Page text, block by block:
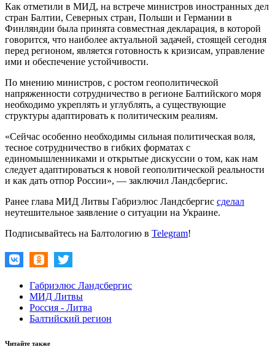
Как отметили в МИД, на встрече министров иностранных дел
стран Балтии, Северных стран, Польши и Германии в
Финляндии была принята совместная декларация, в которой
говорится, что наиболее актуальной задачей, стоящей сегодня
перед регионом, является готовность к кризисам, управление
ими и обеспечение устойчивости.
По мнению министров, с ростом геополитической
напряженности сотрудничество в регионе Балтийского моря
необходимо укреплять и углублять, а существующие
структуры адаптировать к политическим реалиям.
«Сейчас особенно необходимы сильная политическая воля,
тесное сотрудничество в гибких форматах с
единомышленниками и открытые дискуссии о том, как нам
следует адаптироваться к новой геополитической реальности
и как дать отпор России», — заключил Ландсбергис.
Ранее глава МИД Литвы Габриэлюс Ландсбергис сделал
неутешительное заявление о ситуации на Украине.
Подписывайтесь на Балтологию в Telegram!
Габриэлюс Ландсбергис
МИД Литвы
Россия - Литва
Балтийский регион
Читайте также